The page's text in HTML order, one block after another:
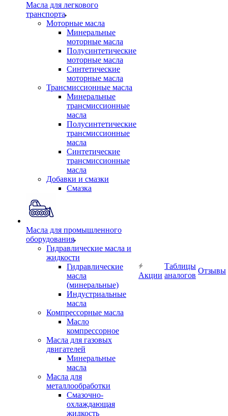
Масла для легкового
транспорта
Моторные масла
Минеральные
моторные масла
Полусинтетические
моторные масла
Синтетические
моторные масла
Трансмиссионные масла
Минеральные
трансмиссионные
масла
Полусинтетические
трансмиссионные
масла
Синтетические
трансмиссионные
масла
Добавки и смазки
Смазка
Масла для промышленного
оборудования
Гидравлические масла и
жидкости
Гидравлические
масла
(минеральные)
Индустриальные
масла
Компрессорные масла
Масло
компрессорное
Масла для газовых
двигателей
Минеральные
масла
Масла для
металлообработки
Смазочно-
охлаждающая
жидкость
Акции
Таблицы
аналогов
Отзывы